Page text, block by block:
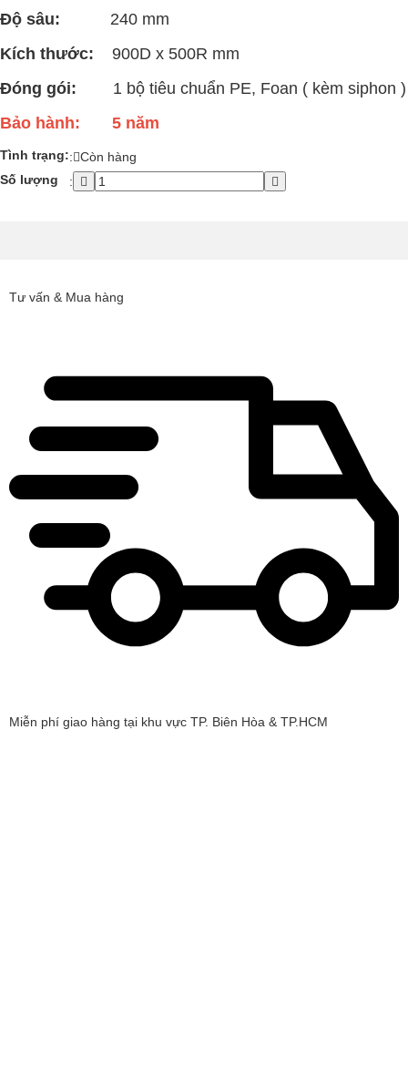
Độ sâu: 240 mm
Kích thước: 900D x 500R mm
Đóng gói: 1 bộ tiêu chuẩn PE, Foan ( kèm siphon )
Bảo hành:
5 năm
Tình trạng:: Còn hàng
Số lượng
:
Tư vấn & Mua hàng
Miễn phí giao hàng tại khu vực TP. Biên Hòa & TP.HCM